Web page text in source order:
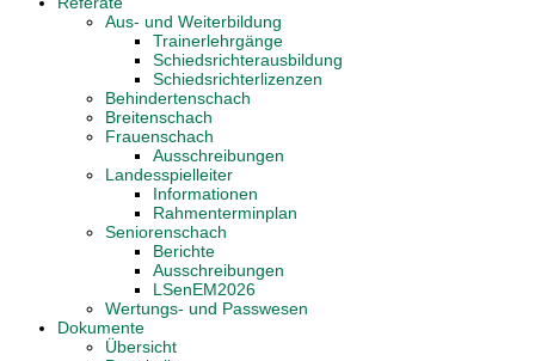
Aus- und Weiterbildung
Trainerlehrgänge
Schiedsrichterausbildung
Schiedsrichterlizenzen
Behindertenschach
Breitenschach
Frauenschach
Ausschreibungen
Landesspielleiter
Informationen
Rahmenterminplan
Seniorenschach
Berichte
Ausschreibungen
LSenEM2026
Wertungs- und Passwesen
Dokumente
Übersicht